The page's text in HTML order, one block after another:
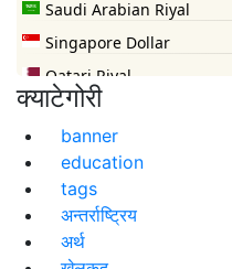
क्याटेगोरी
banner
education
tags
अन्तर्राष्ट्रिय
अर्थ